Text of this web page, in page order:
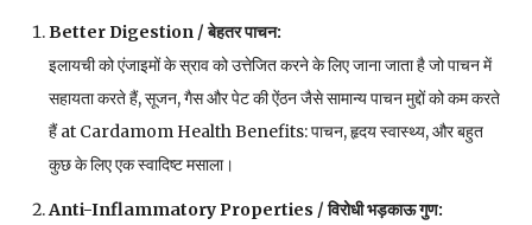
Better Digestion /बेहतर पाचन:
इलायची को एंजाइमों के स्राव को उत्तेजित करने के लिए जाना जाता है जो पाचन में
सहायता करते हैं, सूजन, गैस और पेट की ऐंठन जैसे सामान्य पाचन मुद्दों को कम करते
हैं at Cardamom Health Benefits: पाचन, हृदय स्वास्थ्य, और बहुत
कुछ के लिए एक स्वादिष्ट मसाला।
Anti-Inflammatory Properties /विरोधी भड़काऊ गुण: